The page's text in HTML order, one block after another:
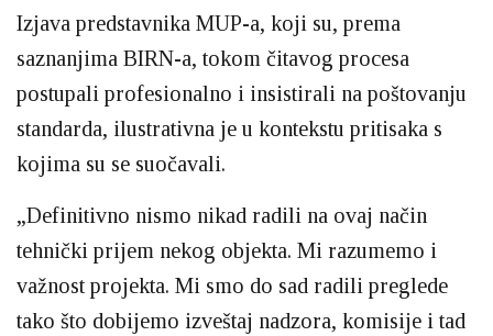
Izjava predstavnika MUP-a, koji su, prema
saznanjima BIRN-a, tokom čitavog procesa
postupali profesionalno i insistirali na poštovanju
standarda, ilustrativna je u kontekstu pritisaka s
kojima su se suočavali.
„Definitivno nismo nikad radili na ovaj način
tehnički prijem nekog objekta. Mi razumemo i
važnost projekta. Mi smo do sad radili preglede
tako što dobijemo izveštaj nadzora, komisije i tad